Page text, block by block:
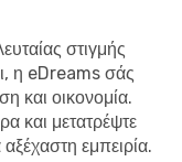
στιγμής
η eDreams σάς
και οικονομία.
και μετατρέψτε
εμπειρία.